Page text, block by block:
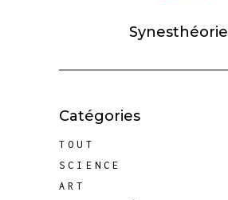
Synesthéorie
Catégories
TOUT
SCIENCE
ART